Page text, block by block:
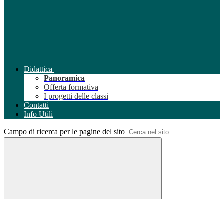
Didattica
Panoramica
Offerta formativa
I progetti delle classi
Contatti
Info Utili
Campo di ricerca per le pagine del sito